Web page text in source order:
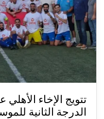
تتويج الإخاء
الدرجة الثانية للموسم 2025-